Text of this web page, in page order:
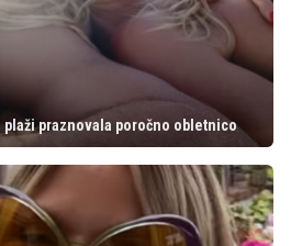
plaži praznovala poročno obletnico